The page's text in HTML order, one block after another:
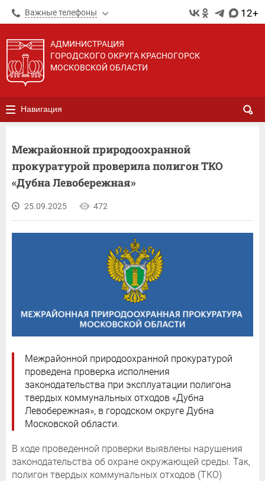
Важные телефоны 12+
АДМИНИСТРАЦИЯ
ГОРОДСКОГО ОКРУГА КРАСНОГОРСК
МОСКОВСКОЙ ОБЛАСТИ
Навигация
Межрайонной природоохранной
прокуратурой проверила полигон ТКО
«Дубна Левобережная»
25.09.2025 472
Межрайонной природоохранной прокуратурой
проведена проверка исполнения
законодательства при эксплуатации полигона
твердых коммунальных отходов «Дубна
Левобережная», в городском округе Дубна
Московской области.
В ходе проведенной проверки выявлены нарушения
законодательства об охране окружающей среды. Так,
полигон твердых коммунальных отходов (ТКО)